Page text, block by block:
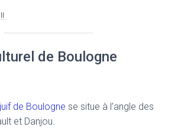
de Boulogne
de Boulogne se situe à l’angle des
et Danjou.